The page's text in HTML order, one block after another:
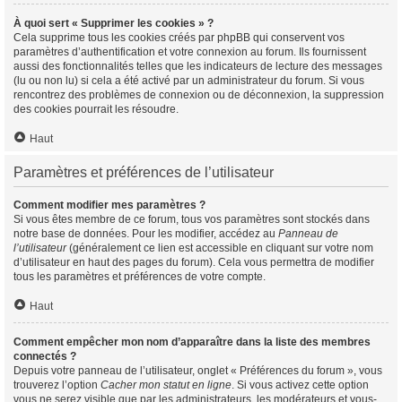
À quoi sert « Supprimer les cookies » ?
Cela supprime tous les cookies créés par phpBB qui conservent vos
paramètres d’authentification et votre connexion au forum. Ils fournissent
aussi des fonctionnalités telles que les indicateurs de lecture des messages
(lu ou non lu) si cela a été activé par un administrateur du forum. Si vous
rencontrez des problèmes de connexion ou de déconnexion, la suppression
des cookies pourrait les résoudre.
Haut
Paramètres et préférences de l’utilisateur
Comment modifier mes paramètres ?
Si vous êtes membre de ce forum, tous vos paramètres sont stockés dans
notre base de données. Pour les modifier, accédez au Panneau de
l’utilisateur(généralement ce lien est accessible en cliquant sur votre nom
d’utilisateur en haut des pages du forum). Cela vous permettra de modifier
tous les paramètres et préférences de votre compte.
Haut
Comment empêcher mon nom d’apparaître dans la liste des membres
connectés ?
Depuis votre panneau de l’utilisateur, onglet « Préférences du forum », vous
trouverez l’option Cacher mon statut en ligne. Si vous activez cette option
vous ne serez visible que par les administrateurs, les modérateurs et vous-